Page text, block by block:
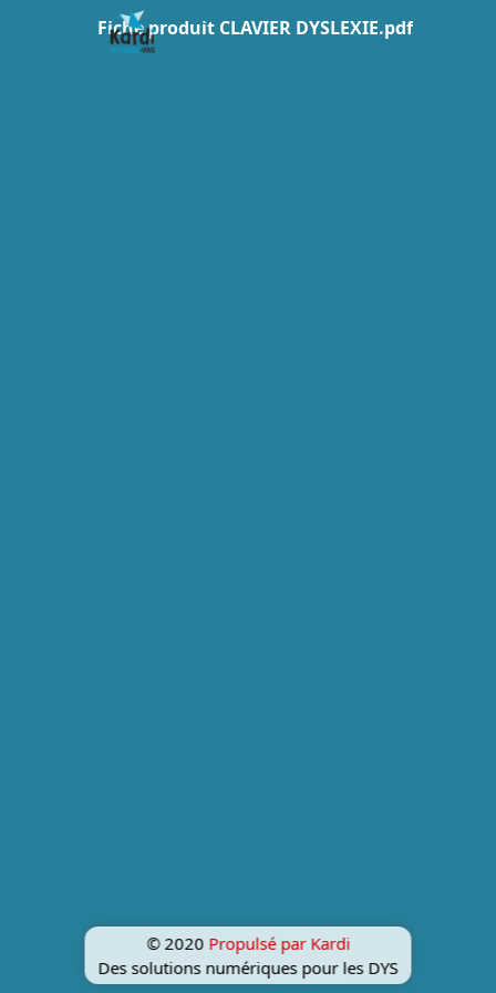
Fiche produit CLAVIER DYSLEXIE.pdf
© 2020 Propulsé par Kardi
Des solutions numériques pour les DYS